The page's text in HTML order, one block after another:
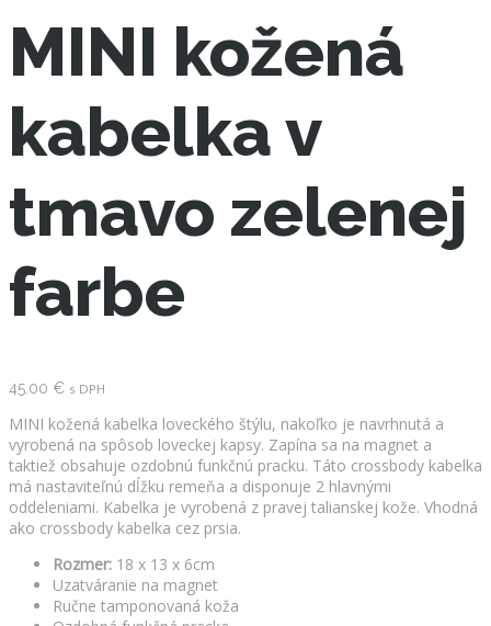
MINI kožená
kabelka v
tmavo zelenej
farbe
45.00 € s DPH
MINI kožená kabelka loveckého štýlu, nakoľko je navrhnutá a
vyrobená na spôsob loveckej kapsy. Zapína sa na magnet a
taktiež obsahuje ozdobnú funkčnú pracku. Táto crossbody kabelka
má nastaviteľnú dĺžku remeňa a disponuje 2 hlavnými
oddeleniami. Kabelka je vyrobená z pravej talianskej kože. Vhodná
ako crossbody kabelka cez prsia.
Rozmer: 18 x 13 x 6cm
Uzatváranie na magnet
Ručne tamponovaná koža